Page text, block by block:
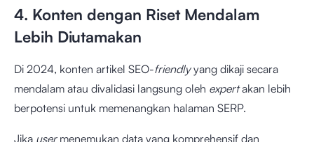
4. Konten dengan Riset Mendalam
Lebih Diutamakan
Di 2024, konten artikel SEO-friendlyyang dikaji secara
mendalam atau divalidasi langsung oleh expertakan lebih
berpotensi untuk memenangkan halaman SERP.
Jika user menemukan data yang komprehensif dan